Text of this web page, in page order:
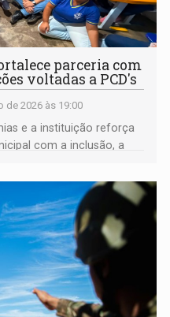
parceria com
voltadas a PCD's
de 2026 às 19:00
e a instituição reforça
com a inclusão, a